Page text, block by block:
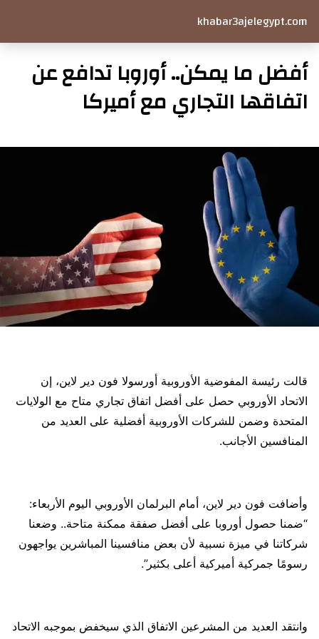
khabar3ajelegypt.com
أفضل ما يمكن.. أوروبا تدافع عن
اتفاقها التجاري مع أميركا
قالت رئيسة المفوضية الأوروبية أورسولا فون دير لاين، إن
الاتحاد الأوروبي حصل على أفضل اتفاق تجاري متاح مع الولايات
المتحدة وضمن للشركات الأوروبية أفضلية على العديد من
المنافسين الأجانب.
وأضافت فون دير لاين، أمام البرلمان الأوروبي اليوم الأربعاء:
“ضمنا حصول أوروبا على أفضل صفقة ممكنة متاحة.. وضعنا
شركاتنا في ميزة نسبية لأن بعض منافسينا المباشرين يواجهون
رسومًا جمركية أميركية أعلى بكثير”.
وانتقد العديد من المشرعين الاتفاق الذي سيخفض بموجبه الاتحاد